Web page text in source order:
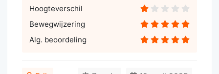
Hoogteverschil
Bewegwijzering
Alg. beoordeling